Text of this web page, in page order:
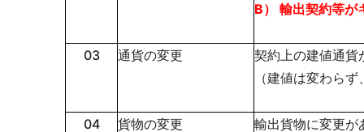
B） 輸出契約等が
03 通貨の変更
契約上の建値通貨
（建値は変わら
04 貨物の変更
輸出貨物に変更が